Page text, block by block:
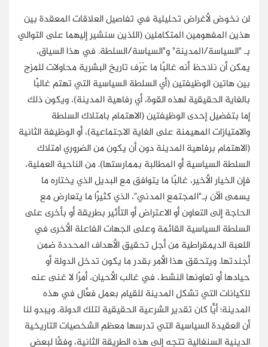
لن نخوض لأغراض تحليلية في تفاصيل العلاقات المعقدة بين
هذين المفهومين المتكاملين (اللذين سنشير إليهما على التوالي
بـ "السياسة/المدينة" و"السياسة/السلطة. في هذا السياق،
يمكن أن نلاحظ أنه غالبًا ما عَرَف تاريخ البشرية محاولات للمزج
بين هاتين الوظيفتين (أي السلطة السياسية التي تهتم غالبًا
بالغاية الحقيقية لهذه القوة، أي رفاهية المدينة)، ويكون ذلك
إما بتفضيل إحدى الوظيفتين (الاهتمام بامتلاك السلطة
والامتيازات المهيمنة على الغاية الاجتماعية)، أو الوظيفة الثانية
(الاهتمام برفاهية المدينة دون أن يكون من الضروري امتلاك
السلطة السياسية أو المطالبة بممارستها). من الناحية العملية،
فإن الخيار الأخير، غالبًا ما يتوافق مع البديل الذي يختاره ما
يسمى الآن بـ"المجتمع المدني"، الذي كثيرًا ما يتعارض مع
الحاجة إلى التعاون أو الاعتراض أو التأثير بطريقة أو بأخرى على
السلطة السياسية القائمة وعلى الجهات الفاعلة الأخرى في
اللعبة الديمقراطية من أجل تحقيق الأهداف المحددة ضمن
أجندتها. ويتحقق هذا الأمر بقدر ما يكون تدخل الدولة أو
حيادها أو تعاونها النشط، في غالب الأحيان، أمرًا لا غنى عنه
للكيانات التي تشكل المدينة للقيام بعمل فعَّال في هذه
المدينة؛ أيًّا كان تقدير الشرعية الحقيقية لتلك الدولة. ويبدو لنا
أن العقيدة السياسية التي تدرسها معظم الشخصيات التاريخية
الدينية السنغالية تتجه إلى هذه الطريقة الثانية، وفقًا لبعض